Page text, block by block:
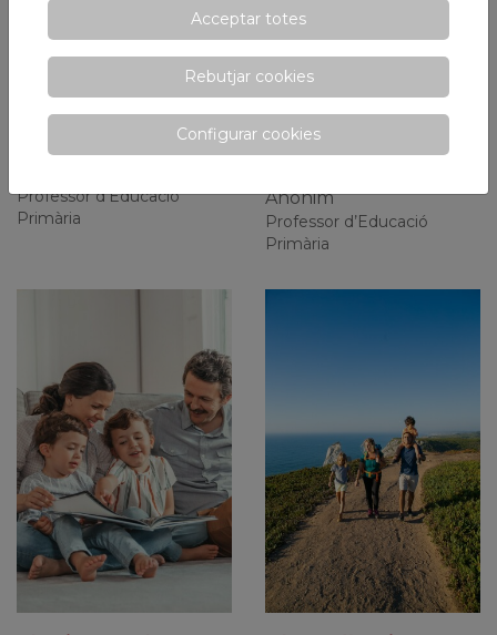
¡Prepara la
mochila para la
Professor d'Educació
Primària
El Diverestiu, el
primer pas cap a la
integració dels
Anònim
Professor d’Educació
Primària
Acceptar totes
Rebutjar cookies
Configurar cookies